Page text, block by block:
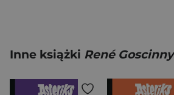
Inne książki René Goscinny